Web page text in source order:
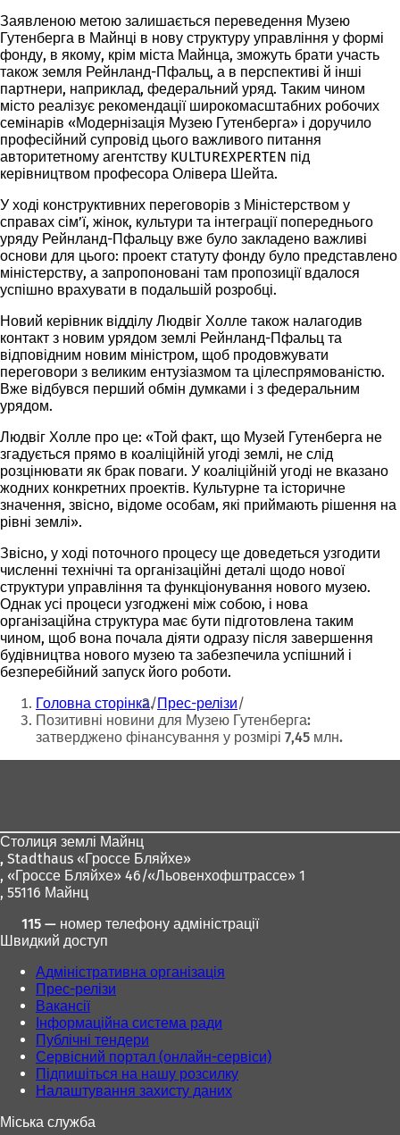
Заявленою метою залишається переведення Музею
Гутенберга в Майнці в нову структуру управління у формі
фонду, в якому, крім міста Майнца, зможуть брати участь
також земля Рейнланд-Пфальц, а в перспективі й інші
партнери, наприклад, федеральний уряд. Таким чином
місто реалізує рекомендації широкомасштабних робочих
семінарів «Модернізація Музею Гутенберга» і доручило
професійний супровід цього важливого питання
авторитетному агентству KULTUREXPERTEN під
керівництвом професора Олівера Шейта.
У ході конструктивних переговорів з Міністерством у
справах сім’ї, жінок, культури та інтеграції попереднього
уряду Рейнланд-Пфальцу вже було закладено важливі
основи для цього: проект статуту фонду було представлено
міністерству, а запропоновані там пропозиції вдалося
успішно врахувати в подальшій розробці.
Новий керівник відділу Людвіг Холле також налагодив
контакт з новим урядом землі Рейнланд-Пфальц та
відповідним новим міністром, щоб продовжувати
переговори з великим ентузіазмом та цілеспрямованістю.
Вже відбувся перший обмін думками і з федеральним
урядом.
Людвіг Холле про це: «Той факт, що Музей Гутенберга не
згадується прямо в коаліційній угоді землі, не слід
розцінювати як брак поваги. У коаліційній угоді не вказано
жодних конкретних проектів. Культурне та історичне
значення, звісно, відоме особам, які приймають рішення на
рівні землі».
Звісно, у ході поточного процесу ще доведеться узгодити
численні технічні та організаційні деталі щодо нової
структури управління та функціонування нового музею.
Однак усі процеси узгоджені між собою, і нова
організаційна структура має бути підготовлена таким
чином, щоб вона почала діяти одразу після завершення
будівництва нового музею та забезпечила успішний і
безперебійний запуск його роботи.
Ти
тут:
Головна сторінка Прес-релізи
Позитивні новини для Музею Гутенберга:
затверджено фінансування у розмірі 7,45 млн.
Столиця землі Майнц
, Stadthaus «Гроссе Бляйхе»
, «Гроссе Бляйхе» 46/«Льовенхофштрассе» 1
, 55116 Майнц
115 — номер телефону адміністрації
Швидкий доступ
Адміністративна організація
Прес-релізи
Вакансії
Інформаційна система ради
Публічні тендери
Сервісний портал (онлайн-сервіси)
Підпишіться на нашу розсилку
Налаштування захисту даних
Міська служба